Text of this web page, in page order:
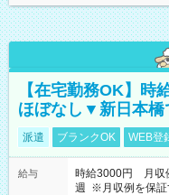
【在宅勤務OK】時
ほぼなし▼新日本橋
派遣 ブランクOK WEB登
給与
時給3000円 月収
週 ※月収例を保証